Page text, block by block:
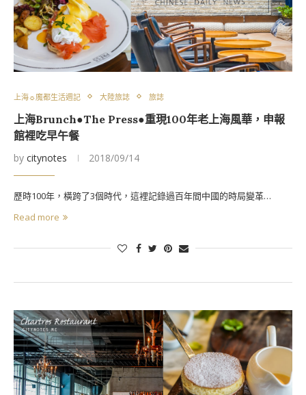
上海☼魔都生活週記 大陸旅誌 旅誌
上海Brunch●The Press●重現100年老上海風華，申報
館裡吃早午餐
by citynotes 2018/09/14
歷時100年，橫跨了3個時代，這裡記錄過百年間中國的時局變革…
Read more